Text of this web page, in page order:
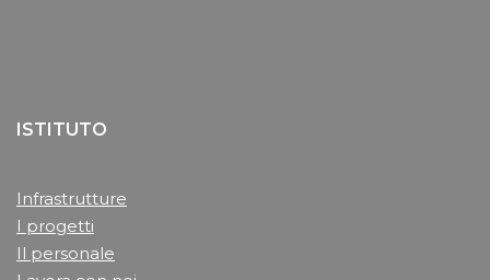
ISTITUTO
Infrastrutture
I progetti
Il personale